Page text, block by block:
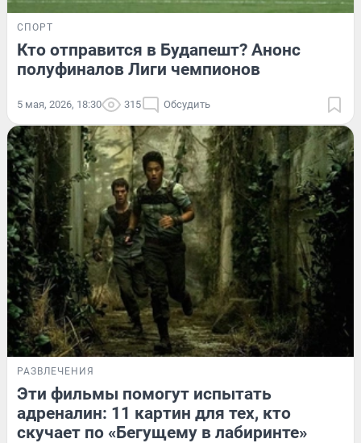
СПОРТ
Кто отправится в Будапешт? Анонс
полуфиналов Лиги чемпионов
5 мая, 2026, 18:30 315 Обсудить
РАЗВЛЕЧЕНИЯ
Эти фильмы помогут испытать
адреналин: 11 картин для тех, кто
скучает по «Бегущему в лабиринте»